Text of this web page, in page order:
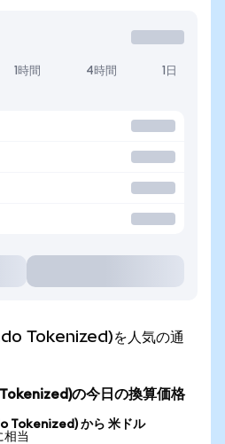
1時間 4時間 1日
Tokenized)を人気の通
の今日の換算価格
Tokenized) から 米ドル
相当